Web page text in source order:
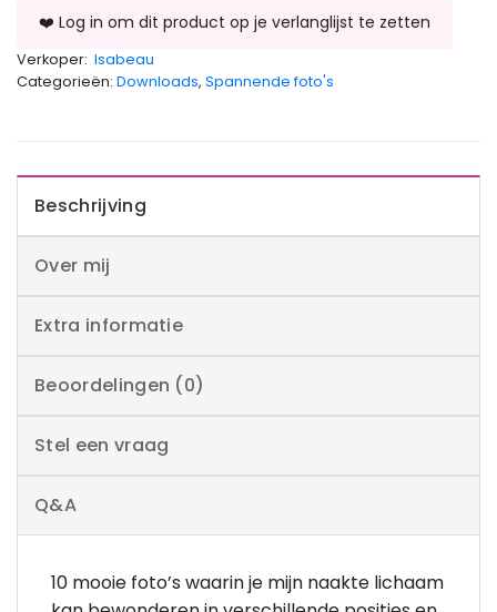
Verkoper: Isabeau
Categorieën: Downloads, Spannende foto's
Beschrijving
Over mij
Extra informatie
Beoordelingen (0)
Stel een vraag
Q&A
10 mooie foto’s waarin je mijn naakte lichaam